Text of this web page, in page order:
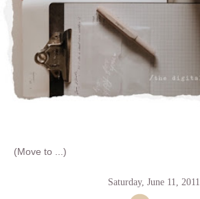
Saturday, June 11, 2011